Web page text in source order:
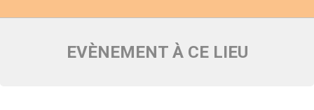
EVÈNEMENT À CE LIEU